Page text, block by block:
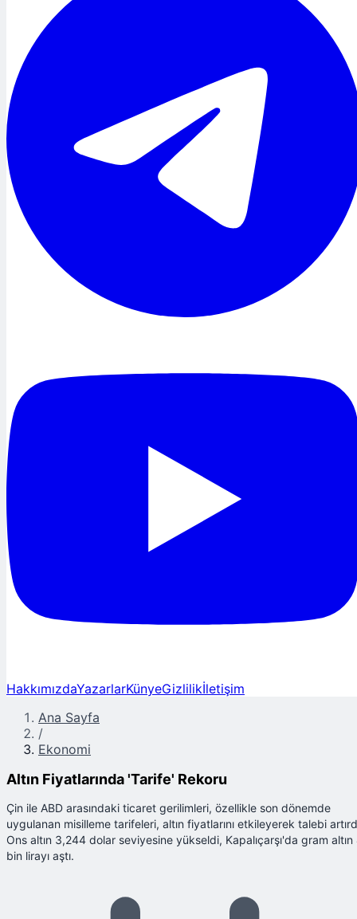
HakkımızdaYazarlarKünyeGizlilikİletişim
Ana Sayfa
/
Ekonomi
Altın Fiyatlarında 'Tarife' Rekoru
Çin ile ABD arasındaki ticaret gerilimleri, özellikle son dönemde
uygulanan misilleme tarifeleri, altın fiyatlarını etkileyerek talebi
Ons altın 3,244 dolar seviyesine yükseldi, Kapalıçarşı'da gram altın
bin lirayı aştı.